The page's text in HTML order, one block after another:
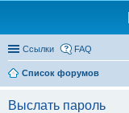
Ссылки FAQ
Список форумов
Выслать пароль